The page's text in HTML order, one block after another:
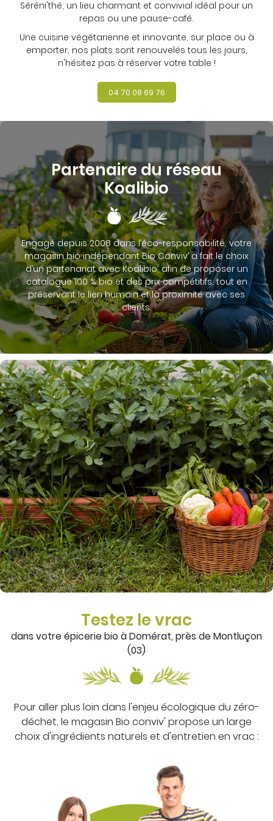
Séréni'thé, un lieu charmant et convivial idéal pour un
repas ou une pause-café.
Une cuisine végétarienne et innovante, sur place ou à
emporter, nos plats sont renouvelés tous les jours,
n'hésitez pas à réserver votre table !
04 70 08 69 76
Partenaire du réseau
Koalibio
Engagé depuis 2008 dans l’éco-responsabilité, votre
magasin bio indépendant Bio Conviv’ a fait le choix
d’un partenariat avec Koalibio, afin de proposer un
catalogue 100 % bio et des prix compétitifs, tout en
préservant le lien humain et la proximité avec ses
clients.
Testez le vrac
dans votre épicerie bio à Domérat, près de Montluçon
(03)
Pour aller plus loin dans l'enjeu écologique du zéro-
déchet, le magasin Bio conviv' propose un large
choix d'ingrédients naturels et d'entretien en vrac :